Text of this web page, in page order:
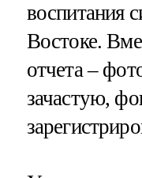
воспитания
Востоке.
отчета –
зачастую,